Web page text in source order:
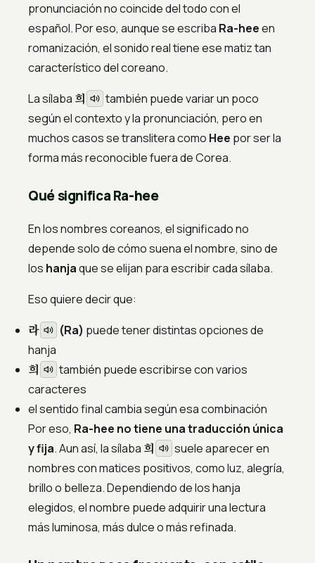
pronunciación no coincide del todo con el
español. Por eso, aunque se escriba Ra-heeen
romanización, el sonido real tiene ese matiz tan
característico del coreano.
La sílaba 희
también puede variar un poco
según el contexto y la pronunciación, pero en
muchos casos se translitera como Hee por ser la
forma más reconocible fuera de Corea.
Qué significa Ra-hee
En los nombres coreanos, el significado no
depende solo de cómo suena el nombre, sino de
los hanjaque se elijan para escribir cada sílaba.
Eso quiere decir que:
라 (Ra) puede tener distintas opciones de
hanja
희
también puede escribirse con varios
caracteres
el sentido final cambia según esa combinación
Por eso, Ra-hee no tiene una traducción única
y fija. Aun así, la sílaba 희
suele aparecer en
nombres con matices positivos, como luz, alegría,
brillo o belleza. Dependiendo de los hanja
elegidos, el nombre puede adquirir una lectura
más luminosa, más dulce o más refinada.